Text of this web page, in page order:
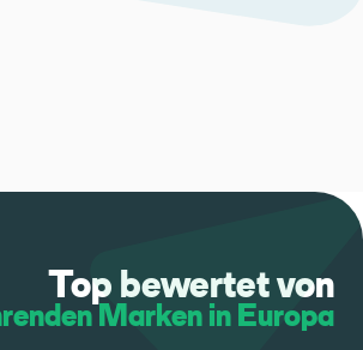
Top bewertet von
Marken in Europa